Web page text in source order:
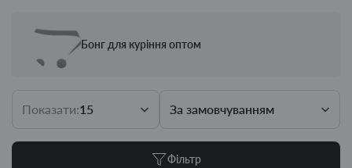
Бонг для куріння оптом
Показати:15 За замовчуванням
Фільтр